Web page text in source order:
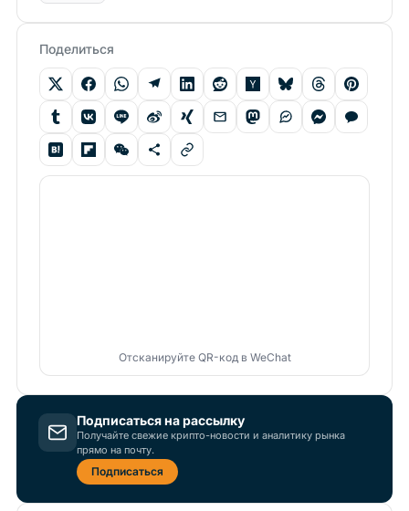
Поделиться
Отсканируйте QR-код в WeChat
Подписаться на рассылку
Получайте свежие крипто-новости и аналитику рынка
прямо на почту.
Подписаться